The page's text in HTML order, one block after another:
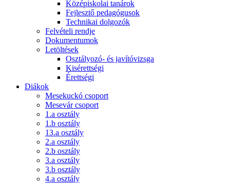
Középiskolai tanárok
Fejlesztő pedagógusok
Technikai dolgozók
Felvételi rendje
Dokumentumok
Letöltések
Osztályozó- és javítóvizsga
Kisérettségi
Érettségi
Diákok
Mesekuckó csoport
Mesevár csoport
1.a osztály
1.b osztály
13.a osztály
2.a osztály
2.b osztály
3.a osztály
3.b osztály
4.a osztály